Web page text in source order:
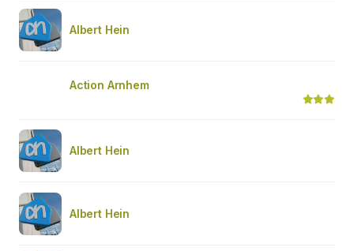
Albert Hein
Action Arnhem
Albert Hein
Albert Hein